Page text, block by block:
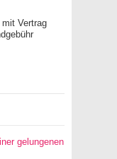
Vertrag
gelungenen